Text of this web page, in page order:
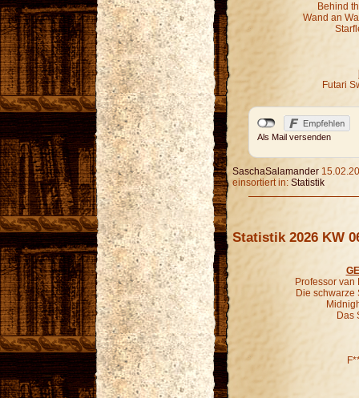
Behind
Wand an
Futari
Als Mail versenden
SaschaSalamander
einsortiert in: Statistik
Statistik 2026 KW
Professor van
Die schwarze
Das